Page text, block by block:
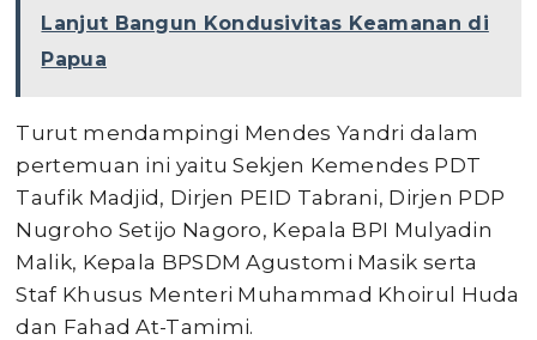
Lanjut Bangun Kondusivitas Keamanan di
Papua
Turut mendampingi Mendes Yandri dalam
pertemuan ini yaitu Sekjen Kemendes PDT
Taufik Madjid, Dirjen PEID Tabrani, Dirjen PDP
Nugroho Setijo Nagoro, Kepala BPI Mulyadin
Malik, Kepala BPSDM Agustomi Masik serta
Staf Khusus Menteri Muhammad Khoirul Huda
dan Fahad At-Tamimi.